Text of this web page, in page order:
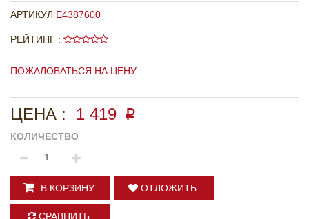
АРТИКУЛ E4387600
РЕЙТИНГ :
ПОЖАЛОВАТЬСЯ НА ЦЕНУ
ЦЕНА : 1 419 p
КОЛИЧЕСТВО
В КОРЗИНУ ОТЛОЖИТЬ
СРАВНИТЬ